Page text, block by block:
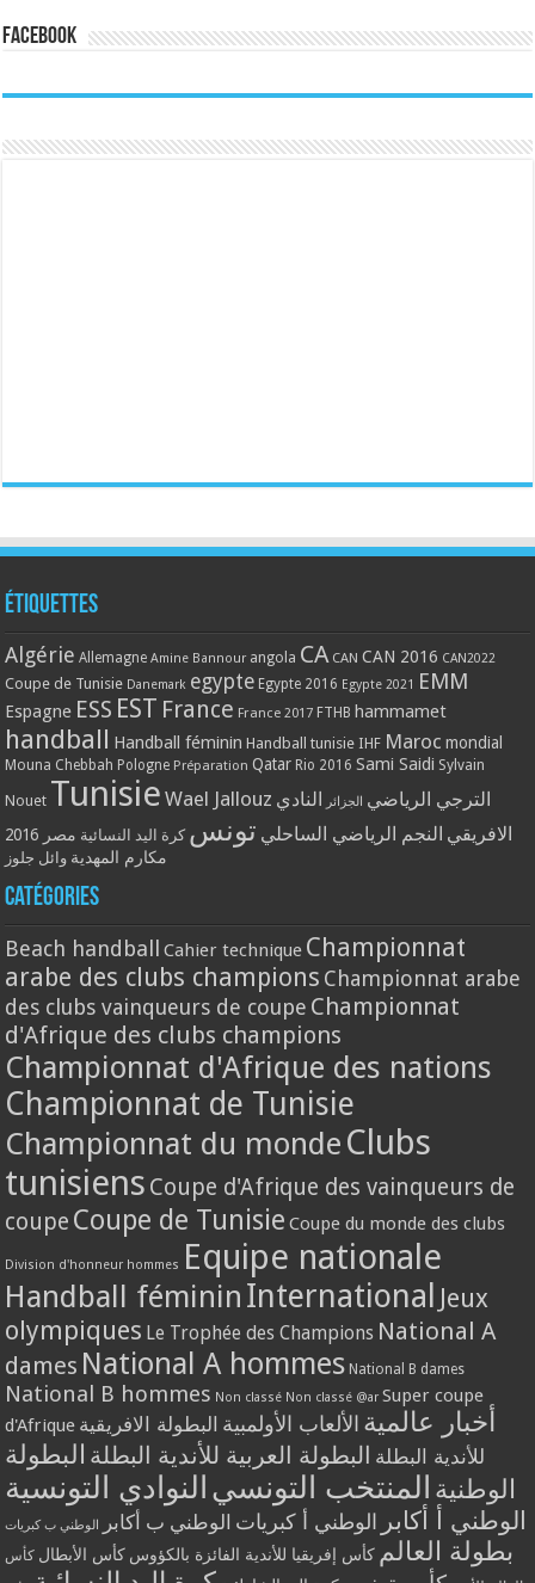
Facebook
Étiquettes
Algérie Allemagne Amine Bannour angola CA CAN CAN 2016 CAN2022
Coupe de Tunisie Danemark egypte Egypte 2016 Egypte 2021 EMM
Espagne ESS EST France France 2017 FTHB hammamet
handball Handball féminin Handball tunisie IHF Maroc mondial
Mouna Chebbah Pologne Préparation Qatar Rio 2016 Sami Saidi Sylvain
Nouet Tunisie Wael Jallouz الترجي الرياضي الجزائر
النادي
الافريقي النجم الرياضي الساحلي تونس كرة اليد النسائية مصر 2016
مكارم المهدية وائل جلوز
Catégories
Beach handball Cahier technique Championnat
arabe des clubs champions Championnat arabe
des clubs vainqueurs de coupe Championnat
d'Afrique des clubs champions
Championnat d'Afrique des nations
Championnat de Tunisie
Championnat du monde Clubs
tunisiens Coupe d'Afrique des vainqueurs de
coupe Coupe de Tunisie Coupe du monde des clubs
Division d'honneur hommes Equipe nationale
Handball féminin International Jeux
olympiques Le Trophée des Champions National A
dames National A hommes National B dames
National B hommes Non classé Non classé @ar Super coupe
d'Afrique
أخبار عالمية الألعاب الأولمبية البطولة الافريقية
للأندية البطلة البطولة العربية للأندية البطلة البطولة
الوطنية المنتخب التونسي النوادي التونسية
الوطني أ أكابر الوطني أ كبريات الوطني ب أكابر الوطني ب كبريات
بطولة العالم كأس إفريقيا للأندية الفائزة بالكؤوس كأس الأبطال كأس